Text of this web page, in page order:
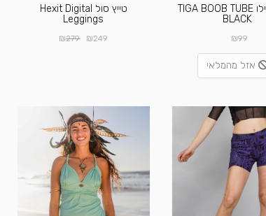
טופ פסיילו TIGA BOOB TUBE
BLACK
₪99
אזל מהמלאי
טייץ סול Hexit Digital
Leggings
₪249
₪279